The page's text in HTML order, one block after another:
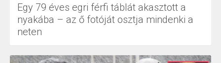
Egy 79 éves egri férfi táblát akasztott a
nyakába – az ő fotóját osztja mindenki a
neten